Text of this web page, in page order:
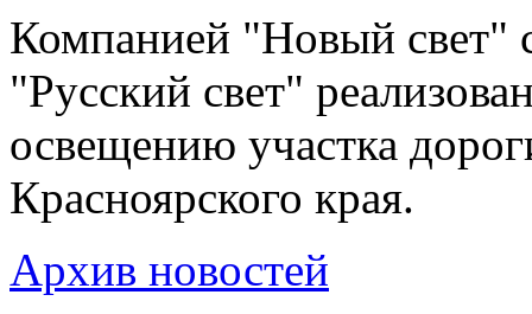
Компанией "Новый свет"
"Русский свет"
освещению участка
Красноярского края.
Архив новостей